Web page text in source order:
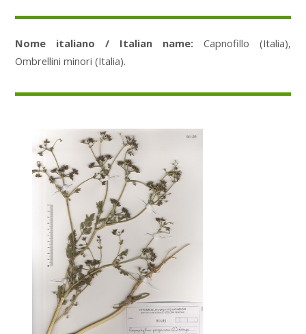
Nome italiano / Italian name: Capnofillo (Italia),
Ombrellini minori (Italia).